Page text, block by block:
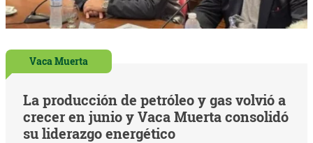
Vaca Muerta
La producción de petróleo y gas volvió a
crecer en junio y Vaca Muerta consolidó
su liderazgo energético